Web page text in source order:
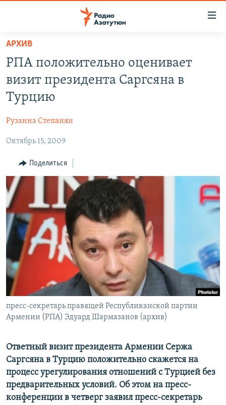
Перейти
основному
содержанию
Перейти
основной
навигации
Перейти
поиску
ПОЛИТИКА
ЭКОНОМИКА
РЕГИОН
НАГОРНЫЙ КАРАБАХ
КУЛЬТУРА
СПОРТ
АРХИВ
Հայերեն
English
Русский
Все сайты Радио Азатутюн
АРХИВ
РПА положительно оценивает
визит президента Саргсяна в
Турцию
Рузанна Степанян
Октябрь 15, 2009
Поделиться
пресс-секретарь правящей Республиканской партии
Армении (РПА) Эдуард Шармазанов (архив)
Ответный визит президента Армении Сержа
Саргсяна в Турцию положительно скажется на
процесс урегулирования отношений с Турцией без
предварительных условий. Об этом на пресс-
конференции в четверг заявил пресс-секретарь